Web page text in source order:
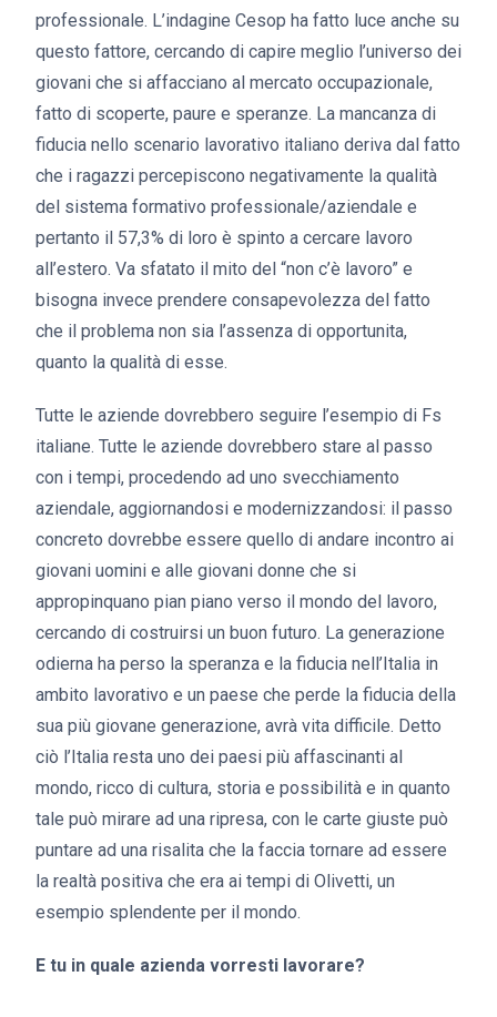
professionale. L’indagine Cesop ha fatto luce anche su
questo fattore, cercando di capire meglio l’universo dei
giovani che si affacciano al mercato occupazionale,
fatto di scoperte, paure e speranze. La mancanza di
fiducia nello scenario lavorativo italiano deriva dal fatto
che i ragazzi percepiscono negativamente la qualità
del sistema formativo professionale/aziendale e
pertanto il 57,3% di loro è spinto a cercare lavoro
all’estero. Va sfatato il mito del “non c’è lavoro” e
bisogna invece prendere consapevolezza del fatto
che il problema non sia l’assenza di opportunita,
quanto la qualità di esse.
Tutte le aziende dovrebbero seguire l’esempio di Fs
italiane. Tutte le aziende dovrebbero stare al passo
con i tempi, procedendo ad uno svecchiamento
aziendale, aggiornandosi e modernizzandosi: il passo
concreto dovrebbe essere quello di andare incontro ai
giovani uomini e alle giovani donne che si
appropinquano pian piano verso il mondo del lavoro,
cercando di costruirsi un buon futuro. La generazione
odierna ha perso la speranza e la fiducia nell’Italia in
ambito lavorativo e un paese che perde la fiducia della
sua più giovane generazione, avrà vita difficile. Detto
ciò l’Italia resta uno dei paesi più affascinanti al
mondo, ricco di cultura, storia e possibilità e in quanto
tale può mirare ad una ripresa, con le carte giuste può
puntare ad una risalita che la faccia tornare ad essere
la realtà positiva che era ai tempi di Olivetti, un
esempio splendente per il mondo.
E tu in quale azienda vorresti lavorare?